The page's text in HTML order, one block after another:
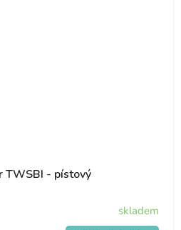
TWSBI - pístový
skladem